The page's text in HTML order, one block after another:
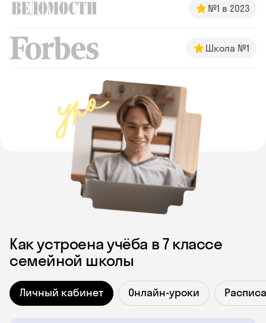
№1 в 2023
Школа №1
Как устроена учёба в 7 классе
семейной школы
Личный кабинет Онлайн-уроки